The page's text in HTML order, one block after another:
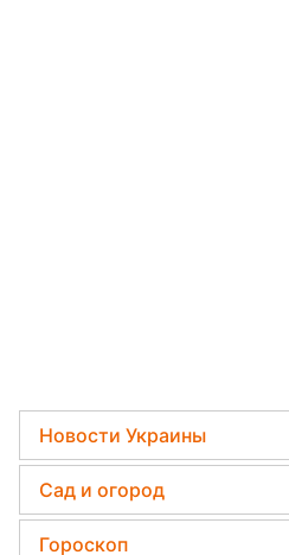
Новости Украины
Телеграм новости Украины
Пенсии в Украине
Сад и огород
Садовод назвал самое
Гороскоп